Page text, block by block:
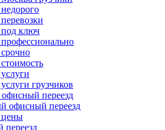
ключ
грузчиков
переезд
офисный переезд
цены